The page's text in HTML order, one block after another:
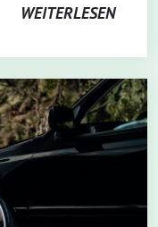
WEITERLESEN